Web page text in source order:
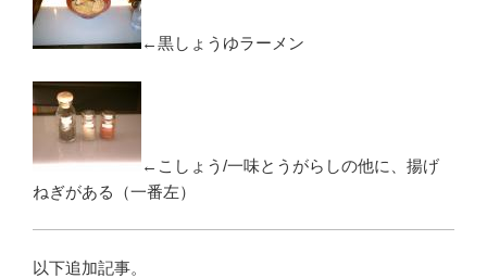
←黒しょうゆラーメン
←こしょう/一味とうがらしの他に、揚げ
ねぎがある（一番左）
以下追加記事。